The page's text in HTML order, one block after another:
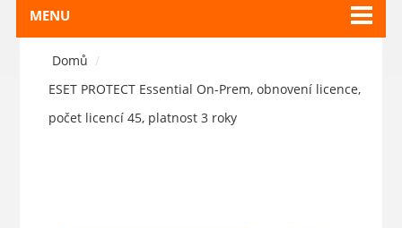
MENU
Domů /
ESET PROTECT Essential On-Prem, obnovení licence,
počet licencí 45, platnost 3 roky